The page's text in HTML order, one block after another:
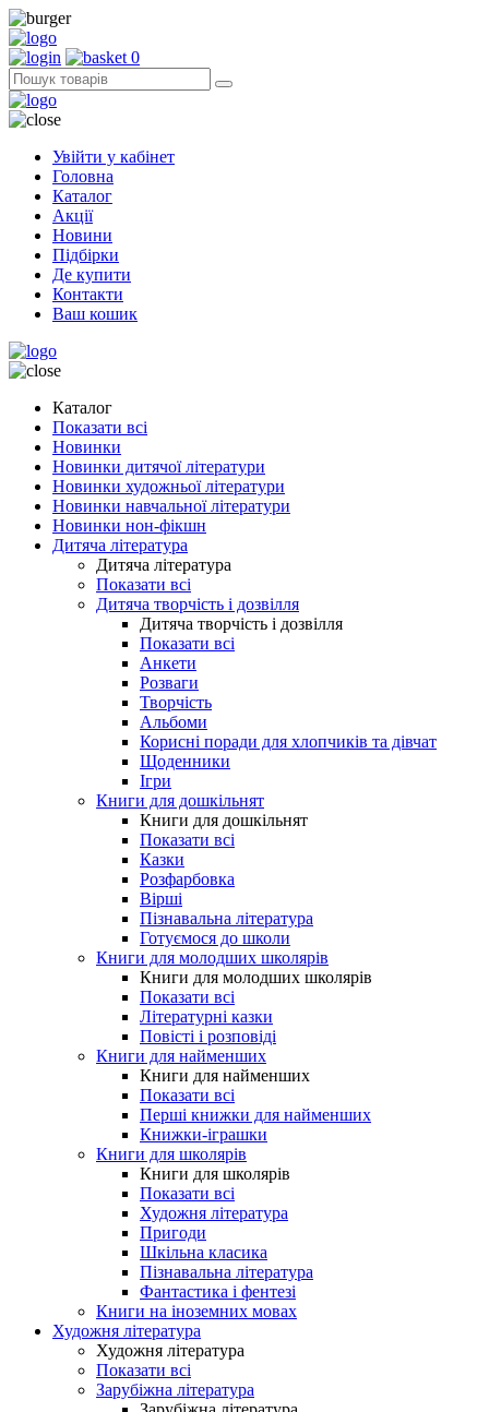
0
Увійти у кабінет
Головна
Каталог
Акції
Новини
Підбірки
Де купити
Контакти
Ваш кошик
Каталог
Показати всі
Новинки
Новинки дитячої літератури
Новинки художньої літератури
Новинки навчальної літератури
Новинки нон-фікшн
Дитяча література
Дитяча література
Показати всі
Дитяча творчість і дозвілля
Дитяча творчість і дозвілля
Показати всі
Анкети
Розваги
Творчість
Альбоми
Корисні поради для хлопчиків та дівчат
Щоденники
Ігри
Книги для дошкільнят
Книги для дошкільнят
Показати всі
Казки
Розфарбовка
Вірші
Пізнавальна література
Готуємося до школи
Книги для молодших школярів
Книги для молодших школярів
Показати всі
Літературні казки
Повісті і розповіді
Книги для найменших
Книги для найменших
Показати всі
Перші книжки для найменших
Книжки-іграшки
Книги для школярів
Книги для школярів
Показати всі
Художня література
Пригоди
Шкільна класика
Пізнавальна література
Фантастика і фентезі
Книги на іноземних мовах
Художня література
Художня література
Показати всі
Зарубіжна література